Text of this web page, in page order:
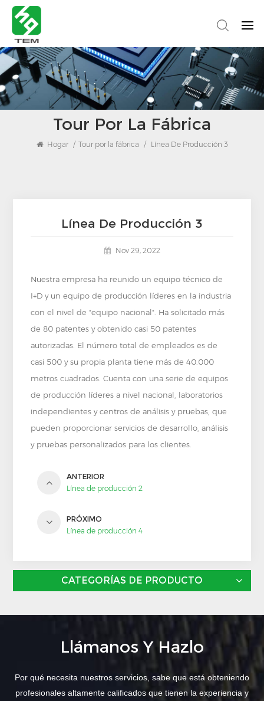
Tour Por La Fábrica
Hogar / Tour por la fábrica / Línea De Producción 3
Línea De Producción 3
Nov 29, 2022
Nuestra empresa ha reunido un equipo técnico de
I+D y un equipo de producción líderes en la industria
con el nivel de "equipo nacional". Ha solicitado más
de 80 patentes y obtenido casi 50 patentes
autorizadas. El número total de empleados es de
casi 500 y su propia planta tiene más de 40.000
metros cuadrados. Cuenta con una serie de equipos
de producción líderes a nivel nacional, laboratorios
independientes y centros de análisis y pruebas, que
pueden proporcionar servicios de desarrollo, análisis
y pruebas personalizados para los clientes.
ANTERIOR
Línea de producción 2
PRÓXIMO
Línea de producción 4
CATEGORÍAS DE PRODUCTO
Llámanos Y Hazlo
Por qué necesita nuestros servicios, sabe que está obteniendo
profesionales altamente calificados que tienen la experiencia y